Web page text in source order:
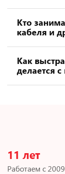
Кто
кабеля и
Как
делается с
11 лет
Работаем с